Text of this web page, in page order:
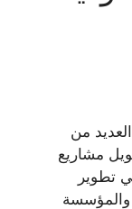
من
مشاريع
تطوير
والمؤسسة